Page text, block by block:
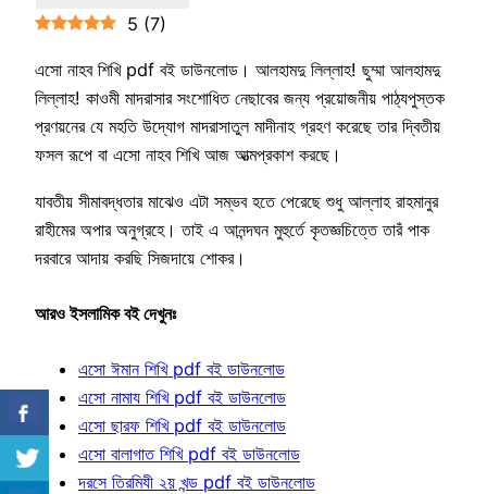
5 (7)
এসো নাহব শিখি pdf বই ডাউনলোড। আলহামদু লিল্লাহ! ছুম্মা আলহামদু
লিল্লাহ! কাওমী মাদরাসার সংশোধিত নেছাবের জন্য প্রয়োজনীয় পাঠ্যপুস্তক
প্রণয়নের যে মহতি উদ্যোগ মাদরাসাতুল মাদীনাহ গ্রহণ করেছে তার দ্বিতীয়
ফসল রূপে বা এসো নাহব শিখি আজ আত্মপ্রকাশ করছে।
যাবতীয় সীমাবদ্ধতার মাঝেও এটা সম্ভব হতে পেরেছে শুধু আল্লাহ রাহমানুর
রাহীমের অপার অনুগ্রহে। তাই এ আনন্দঘন মুহুর্তে কৃতজ্ঞচিত্তে তারঁ পাক
দরবারে আদায় করছি সিজদায়ে শোকর।
আরও ইসলামিক বই দেখুনঃ
এসো ঈমান শিখি pdf বই ডাউনলোড
এসো নামায শিখি pdf বই ডাউনলোড
এসো ছারফ শিখি pdf বই ডাউনলোড
এসো বালাগাত শিখি pdf বই ডাউনলোড
দরসে তিরমিযী ২য় খন্ড pdf বই ডাউনলোড